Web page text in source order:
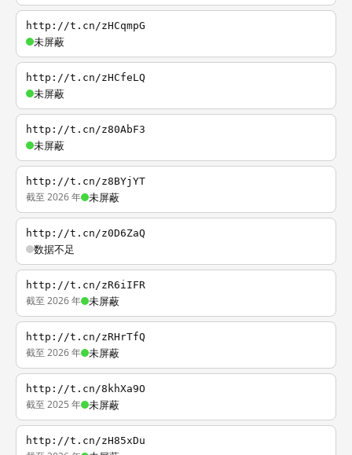
http://t.cn/zHCqmpG
未屏蔽
http://t.cn/zHCfeLQ
未屏蔽
http://t.cn/z80AbF3
未屏蔽
http://t.cn/z8BYjYT
截至 2026 年 未屏蔽
http://t.cn/z0D6ZaQ
数据不足
http://t.cn/zR6iIFR
截至 2026 年 未屏蔽
http://t.cn/zRHrTfQ
截至 2026 年 未屏蔽
http://t.cn/8khXa9O
截至 2025 年 未屏蔽
http://t.cn/zH85xDu